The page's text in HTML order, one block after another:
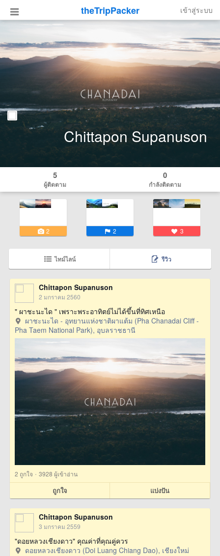
theTripPacker เข้าสู่ระบบ
Chittapon Supanuson
5
ผู้ติดตาม
0
กำลังติดตาม
2 2 3
ไทม์ไลน์ รีวิว
Chittapon Supanuson
2 มกราคม 2560
" ผาชะนะได " เพราะพระอาทิตย์ไม่ได้ขึ้นที่ทิศเหนือ
ผาชะนะได - อุทยานแห่งชาติผาแต้ม (Pha Chanadai Cliff -
Pha Taem National Park), อุบลราชธานี
2 ถูกใจ · 3928 ผู้เข้าอ่าน
ถูกใจ แบ่งปัน
Chittapon Supanuson
3 มกราคม 2559
"ดอยหลวงเชียงดาว" คุณค่าที่คุณคู่ควร
ดอยหลวงเชียงดาว (Doi Luang Chiang Dao), เชียงใหม่